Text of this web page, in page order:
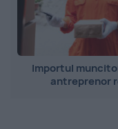
Importul
antreprenor